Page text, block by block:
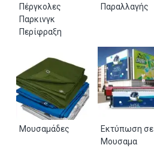
Πέργκολες
Παρκινγκ
Περίφραξη
Παραλλαγής
Μουσαμάδες
Εκτύπωση σε
Μουσαμα